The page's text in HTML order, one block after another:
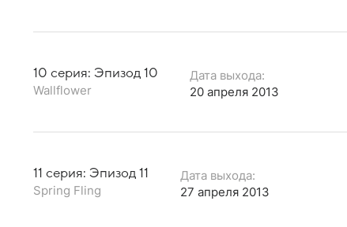
10 серия: Эпизод 10
Wallflower
Дата выхода:
20 апреля 2013
11 серия: Эпизод 11
Spring Fling
Дата выхода:
27 апреля 2013